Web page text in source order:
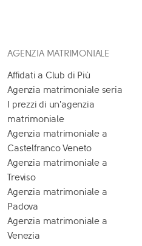
AGENZIA MATRIMONIALE
Affidati a Club di Più
Agenzia matrimoniale seria
I prezzi di un'agenzia
matrimoniale
Agenzia matrimoniale a
Castelfranco Veneto
Agenzia matrimoniale a
Treviso
Agenzia matrimoniale a
Padova
Agenzia matrimoniale a
Venezia